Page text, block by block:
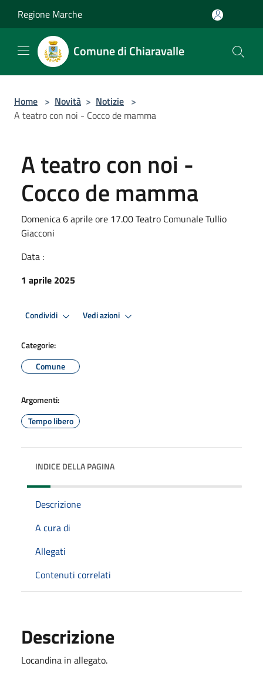
Regione Marche
Comune di Chiaravalle
Home > Novità > Notizie >
A teatro con noi - Cocco de mamma
A teatro con noi -
Cocco de mamma
Domenica 6 aprile ore 17.00 Teatro Comunale Tullio
Giacconi
Data :
1 aprile 2025
Condividi Vedi azioni
Categorie:
Comune
Argomenti:
Tempo libero
INDICE DELLA PAGINA
Descrizione
A cura di
Allegati
Contenuti correlati
Descrizione
Locandina in allegato.